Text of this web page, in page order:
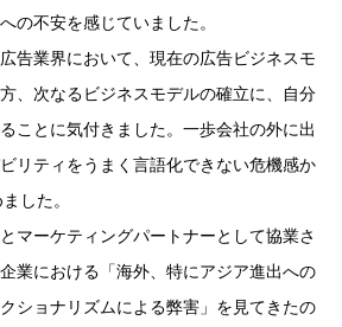
の不安を感じていました。
告業界において、現在の広告ビジネスモ
、次なるビジネスモデルの確立に、自分
ことに気付きました。一歩会社の外に出
リティをうまく言語化できない危機感か
した。
マーケティングパートナーとして協業さ
業における「海外、特にアジア進出への
ショナリズムによる弊害」を見てきたの